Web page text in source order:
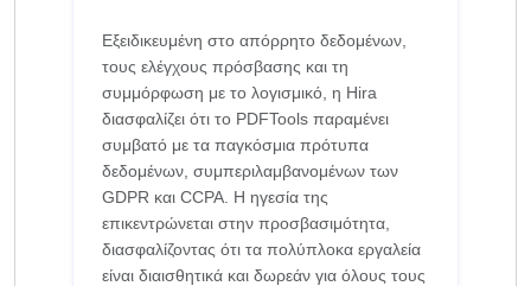
Εξειδικευμένη στο απόρρητο δεδομένων,
τους ελέγχους πρόσβασης και τη
συμμόρφωση με το λογισμικό, η Hira
διασφαλίζει ότι το PDFTools παραμένει
συμβατό με τα παγκόσμια πρότυπα
δεδομένων, συμπεριλαμβανομένων των
GDPR και CCPA. Η ηγεσία της
επικεντρώνεται στην προσβασιμότητα,
διασφαλίζοντας ότι τα πολύπλοκα εργαλεία
είναι διαισθητικά και δωρεάν για όλους τους